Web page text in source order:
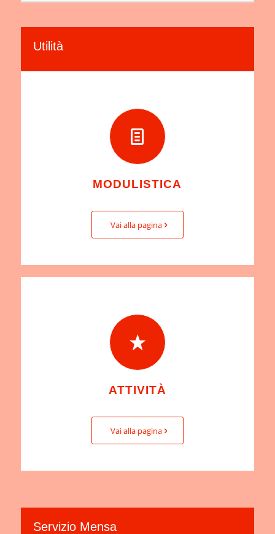
Utilità
MODULISTICA
Vai alla pagina
ATTIVITÀ
Vai alla pagina
Servizio Mensa